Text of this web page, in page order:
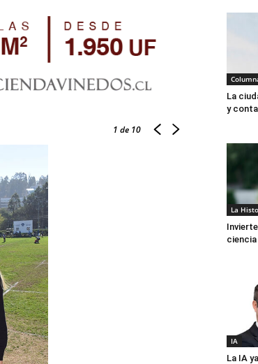
1 de 10
La
y
La
IA
La IA